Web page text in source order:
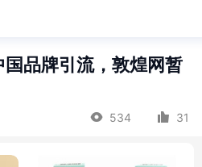
品牌引流，敦煌网暂
534 31